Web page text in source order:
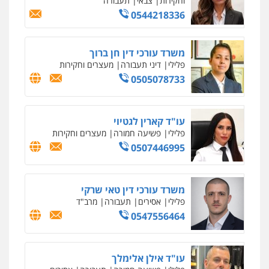
0547780927
עו"ד אסף גונן
פלילי פשע חמור תעבורה צבא מעצרים
וחקירות
0542255161
גל דהן – משרד עורך דין פלילי
פלילי פשיעה חמורה סמים מעצרים
וחקירות
0544723840
עו"ד ראוף נג'אר
פלילי עורכי דין לענייני אסירים מעצרים
סמים רכוש
0548009246
דוד אפרים משרד עורכי דין